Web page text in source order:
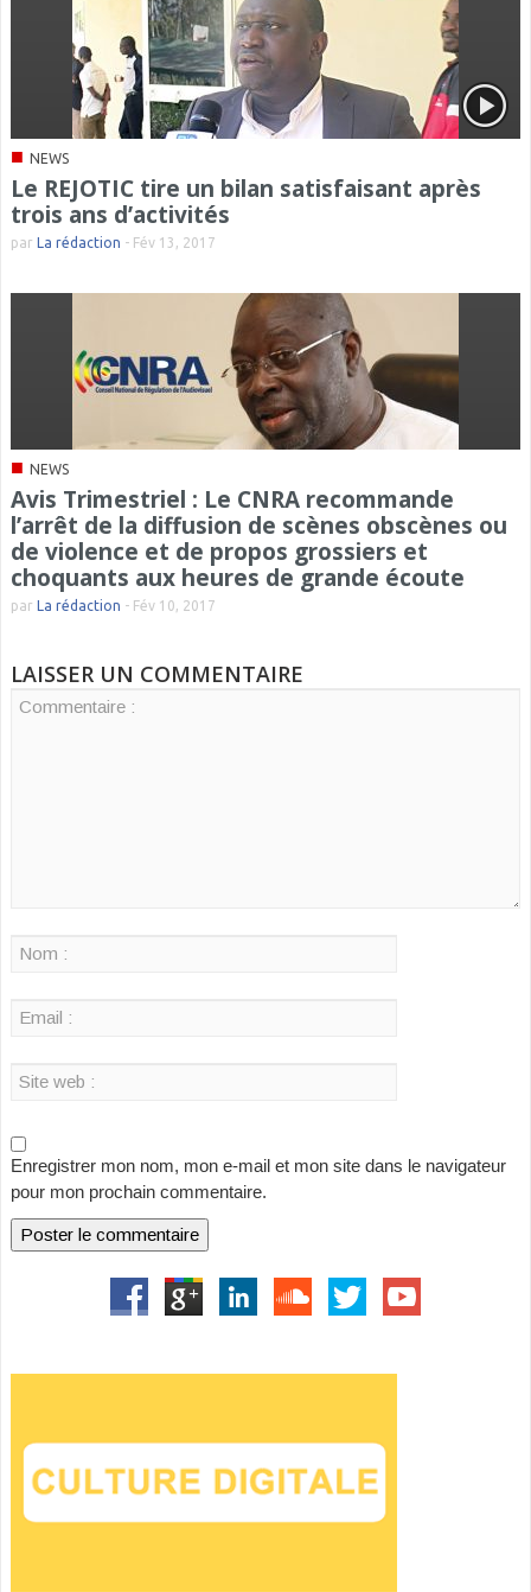
■ NEWS
Le REJOTIC tire un bilan satisfaisant après
trois ans d’activités
par La rédaction - Fév 13, 2017
■ NEWS
Avis Trimestriel : Le CNRA recommande
l’arrêt de la diffusion de scènes obscènes ou
de violence et de propos grossiers et
choquants aux heures de grande écoute
par La rédaction - Fév 10, 2017
LAISSER UN COMMENTAIRE
Enregistrer mon nom, mon e-mail et mon site dans le navigateur
pour mon prochain commentaire.